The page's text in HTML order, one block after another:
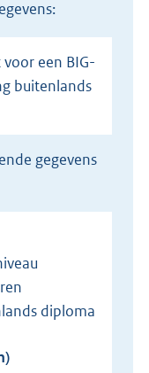
)
buitenlands
diploma